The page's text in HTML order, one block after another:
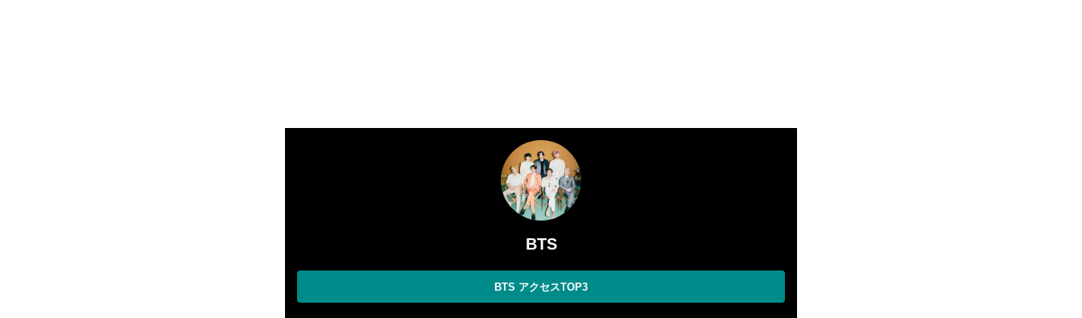
BTS
BTS アクセスTOP3